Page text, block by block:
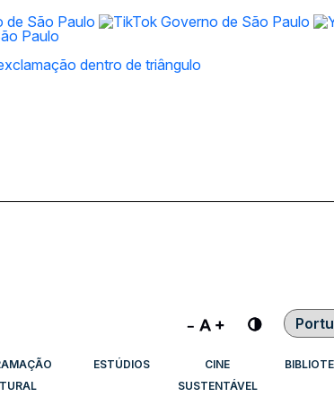
Contraste
ESTÚDIOS
CINE
SUSTENTÁVEL